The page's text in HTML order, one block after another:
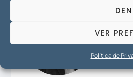
VER
Política de